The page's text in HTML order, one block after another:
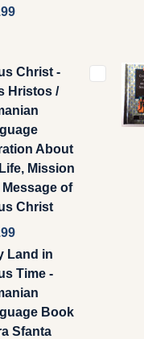
Christ -
Hristos /
About
Mission
of
Christ
Land in
Time -
Book
Sfanta